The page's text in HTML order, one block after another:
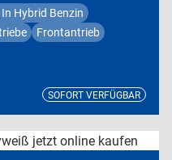
Hybrid Benzin
Frontantrieb
SOFORT VERFÜGBAR